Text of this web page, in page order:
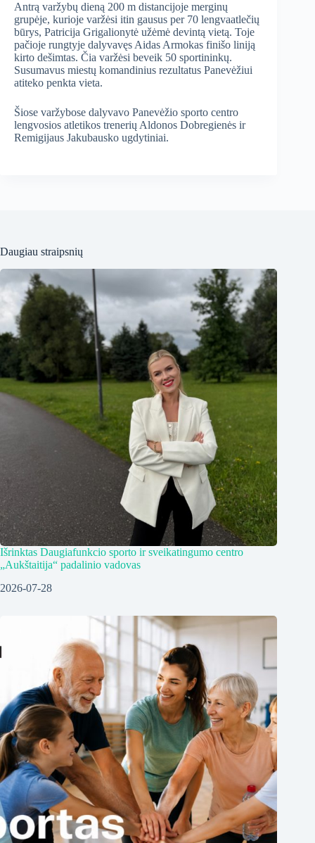
Antrą varžybų dieną 200 m distancijoje merginų
grupėje, kurioje varžėsi itin gausus per 70 lengvaatlečių
būrys, Patricija Grigalionytė užėmė devintą vietą. Toje
pačioje rungtyje dalyvavęs Aidas Armokas finišo liniją
kirto dešimtas. Čia varžėsi beveik 50 sportininkų.
Susumavus miestų komandinius rezultatus Panevėžiui
atiteko penkta vieta.
Šiose varžybose dalyvavo Panevėžio sporto centro
lengvosios atletikos trenerių Aldonos Dobregienės ir
Remigijaus Jakubausko ugdytiniai.
Daugiau straipsnių
Išrinktas Daugiafunkcio sporto ir sveikatingumo centro
„Aukštaitija“ padalinio vadovas
2026-07-28